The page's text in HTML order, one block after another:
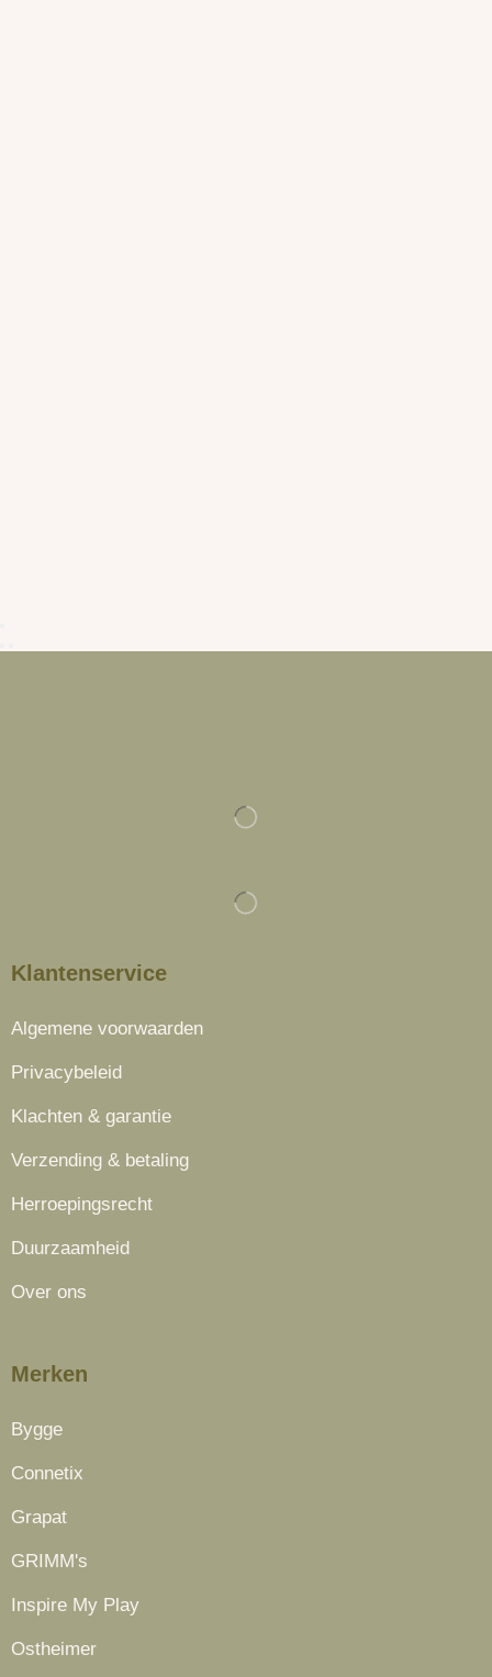
Klantenservice
Algemene voorwaarden
Privacybeleid
Klachten & garantie
Verzending & betaling
Herroepingsrecht
Duurzaamheid
Over ons
Merken
Bygge
Connetix
Grapat
GRIMM's
Inspire My Play
Ostheimer